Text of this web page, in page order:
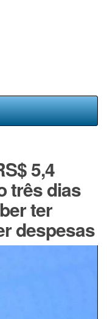
5,4
três dias
ter
despesas